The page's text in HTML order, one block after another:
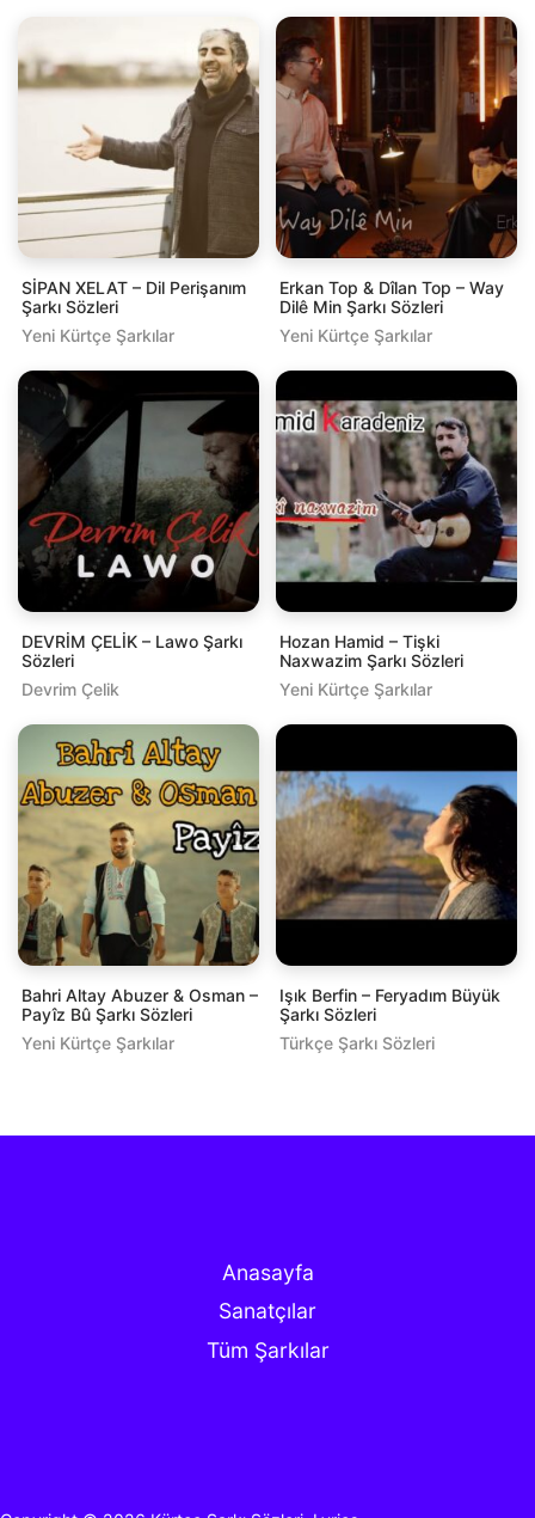
SİPAN XELAT – Dil Perişanım
Şarkı Sözleri
Yeni Kürtçe Şarkılar
Erkan Top & Dîlan Top – Way
Dilê Min Şarkı Sözleri
Yeni Kürtçe Şarkılar
DEVRİM ÇELİK – Lawo Şarkı
Sözleri
Devrim Çelik
Hozan Hamid – Tişki
Naxwazim Şarkı Sözleri
Yeni Kürtçe Şarkılar
Bahri Altay Abuzer & Osman –
Payîz Bû Şarkı Sözleri
Yeni Kürtçe Şarkılar
Işık Berfin – Feryadım Büyük
Şarkı Sözleri
Türkçe Şarkı Sözleri
Anasayfa
Sanatçılar
Tüm Şarkılar